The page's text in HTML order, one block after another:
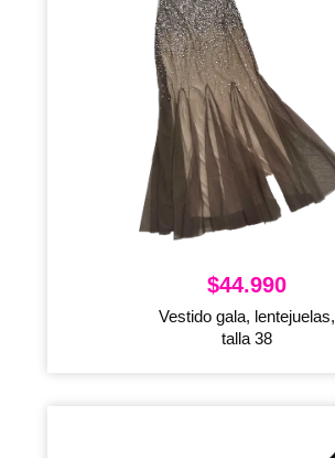
$44.990
Vestido gala, lentejuelas,
talla 38